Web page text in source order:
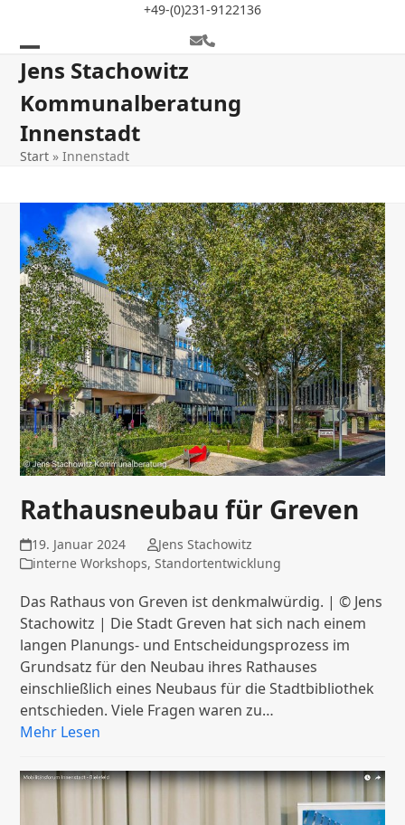
content
+49-(0)231-9122136
E-Telefon
Jens Stachowitz
Kommunalberatung
Open
mobile
menu
Close
mobile
menu
Innenstadt
Start »Innenstadt
Rathausneubau für Greven
19. Januar 2024
Jens Stachowitz
interne Workshops,Standortentwicklung
Das Rathaus von Greven ist denkmalwürdig. | © Jens
Stachowitz | Die Stadt Greven hat sich nach einem
langen Planungs- und Entscheidungsprozess im
Grundsatz für den Neubau ihres Rathauses
einschließlich eines Neubaus für die Stadtbibliothek
entschieden. Viele Fragen waren zu…
Mehr Lesen